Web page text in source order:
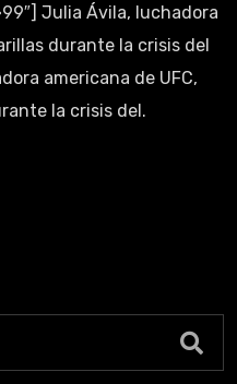
Julia Ávila, luchadora
durante la crisis del
americana de UFC,
la crisis del.